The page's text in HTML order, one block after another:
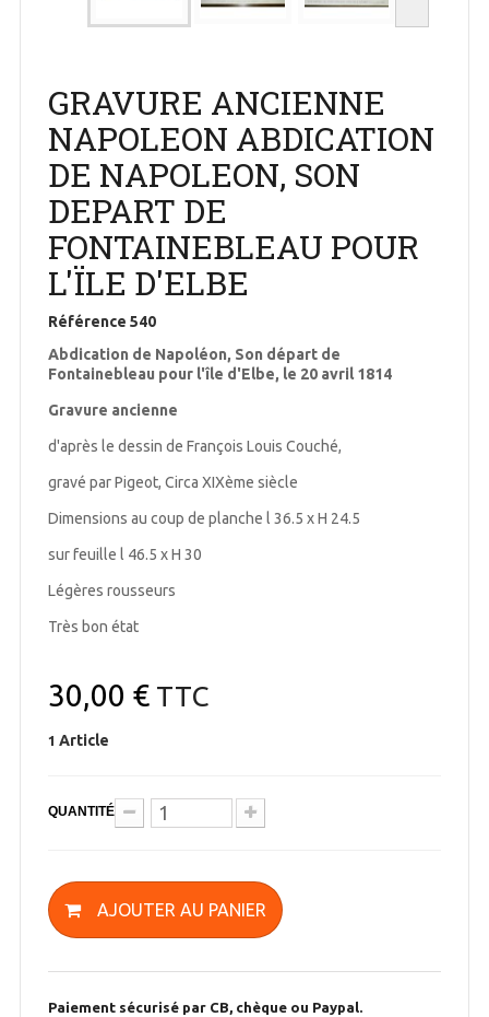
GRAVURE ANCIENNE
NAPOLEON ABDICATION
DE NAPOLEON, SON
DEPART DE
FONTAINEBLEAU POUR
L'ÏLE D'ELBE
Référence 540
Abdication de Napoléon, Son départ de
Fontainebleau pour l'île d'Elbe, le 20 avril 1814
Gravure ancienne
d'après le dessin de François Louis Couché,
gravé par Pigeot, Circa XIXème siècle
Dimensions au coup de planche l 36.5 x H 24.5
sur feuille l 46.5 x H 30
Légères rousseurs
Très bon état
30,00 €TTC
1 Article
QUANTITÉ
AJOUTER AU PANIER
Paiement sécurisé par CB, chèque ou Paypal.